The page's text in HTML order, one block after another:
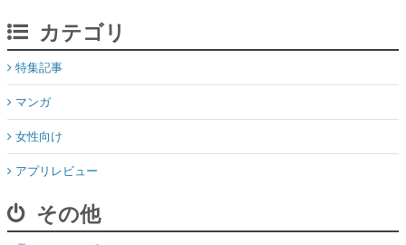
カテゴリ
特集記事
マンガ
女性向け
アプリレビュー
その他